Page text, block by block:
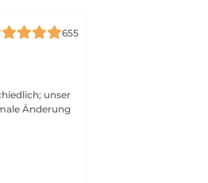
655
unser
Änderung